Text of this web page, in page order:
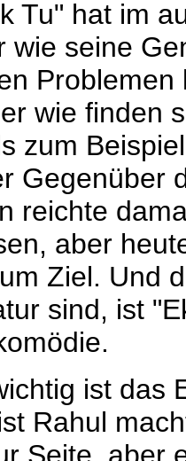
Tu" hat im
wie seine
wie finden
zum
Gegenüber
reichte
aber
Ziel. Und
sind, ist
ist das
Rahul